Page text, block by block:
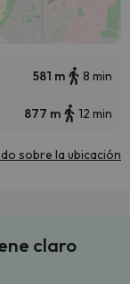
581 m 8 min
877 m 12 min
sobre la ubicación
claro